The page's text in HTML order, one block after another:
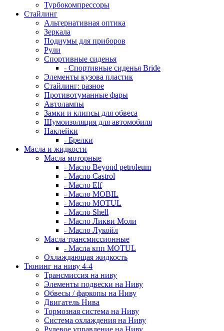
Турбокомпрессоры
Стайлинг
Альтернативная оптика
Зеркала
Подиумы для приборов
Рули
Спортивные сиденья
- Спортивные сиденья Bride
Элементы кузова пластик
Стайлинг: разное
Противотуманные фары
Автолампы
Замки и клипсы для обвеса
Шумоизоляция для автомобиля
Наклейки
- Брелки
Масла и жидкости
Масла моторные
- Масло Beyond petroleum
- Масло Castrol
- Масло Elf
- Масло MOBIL
- Масло MOTUL
- Масло Shell
- Масло Ликви Моли
- Масло Лукойл
Масла трансмиссионные
- Масла кпп MOTUL
Охлаждающая жидкость
Тюнинг на ниву 4-4
Трансмиссия на ниву
Элементы подвески на Ниву
Обвесы / фаркопы на Ниву
Двигатель Нива
Тормозная система на Ниву
Система охлаждения на Ниву